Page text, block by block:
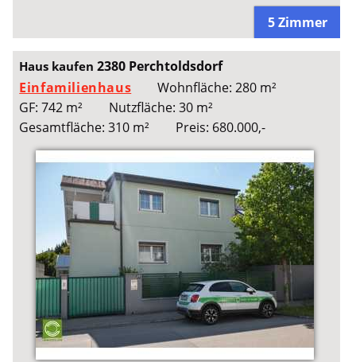
5 Zimmer
Haus kaufen2380 Perchtoldsdorf
Einfamilienhaus
Wohnfläche: 280 m²
GF: 742 m²
Nutzfläche: 30 m²
Gesamtfläche: 310 m²
Preis: 680.000,-